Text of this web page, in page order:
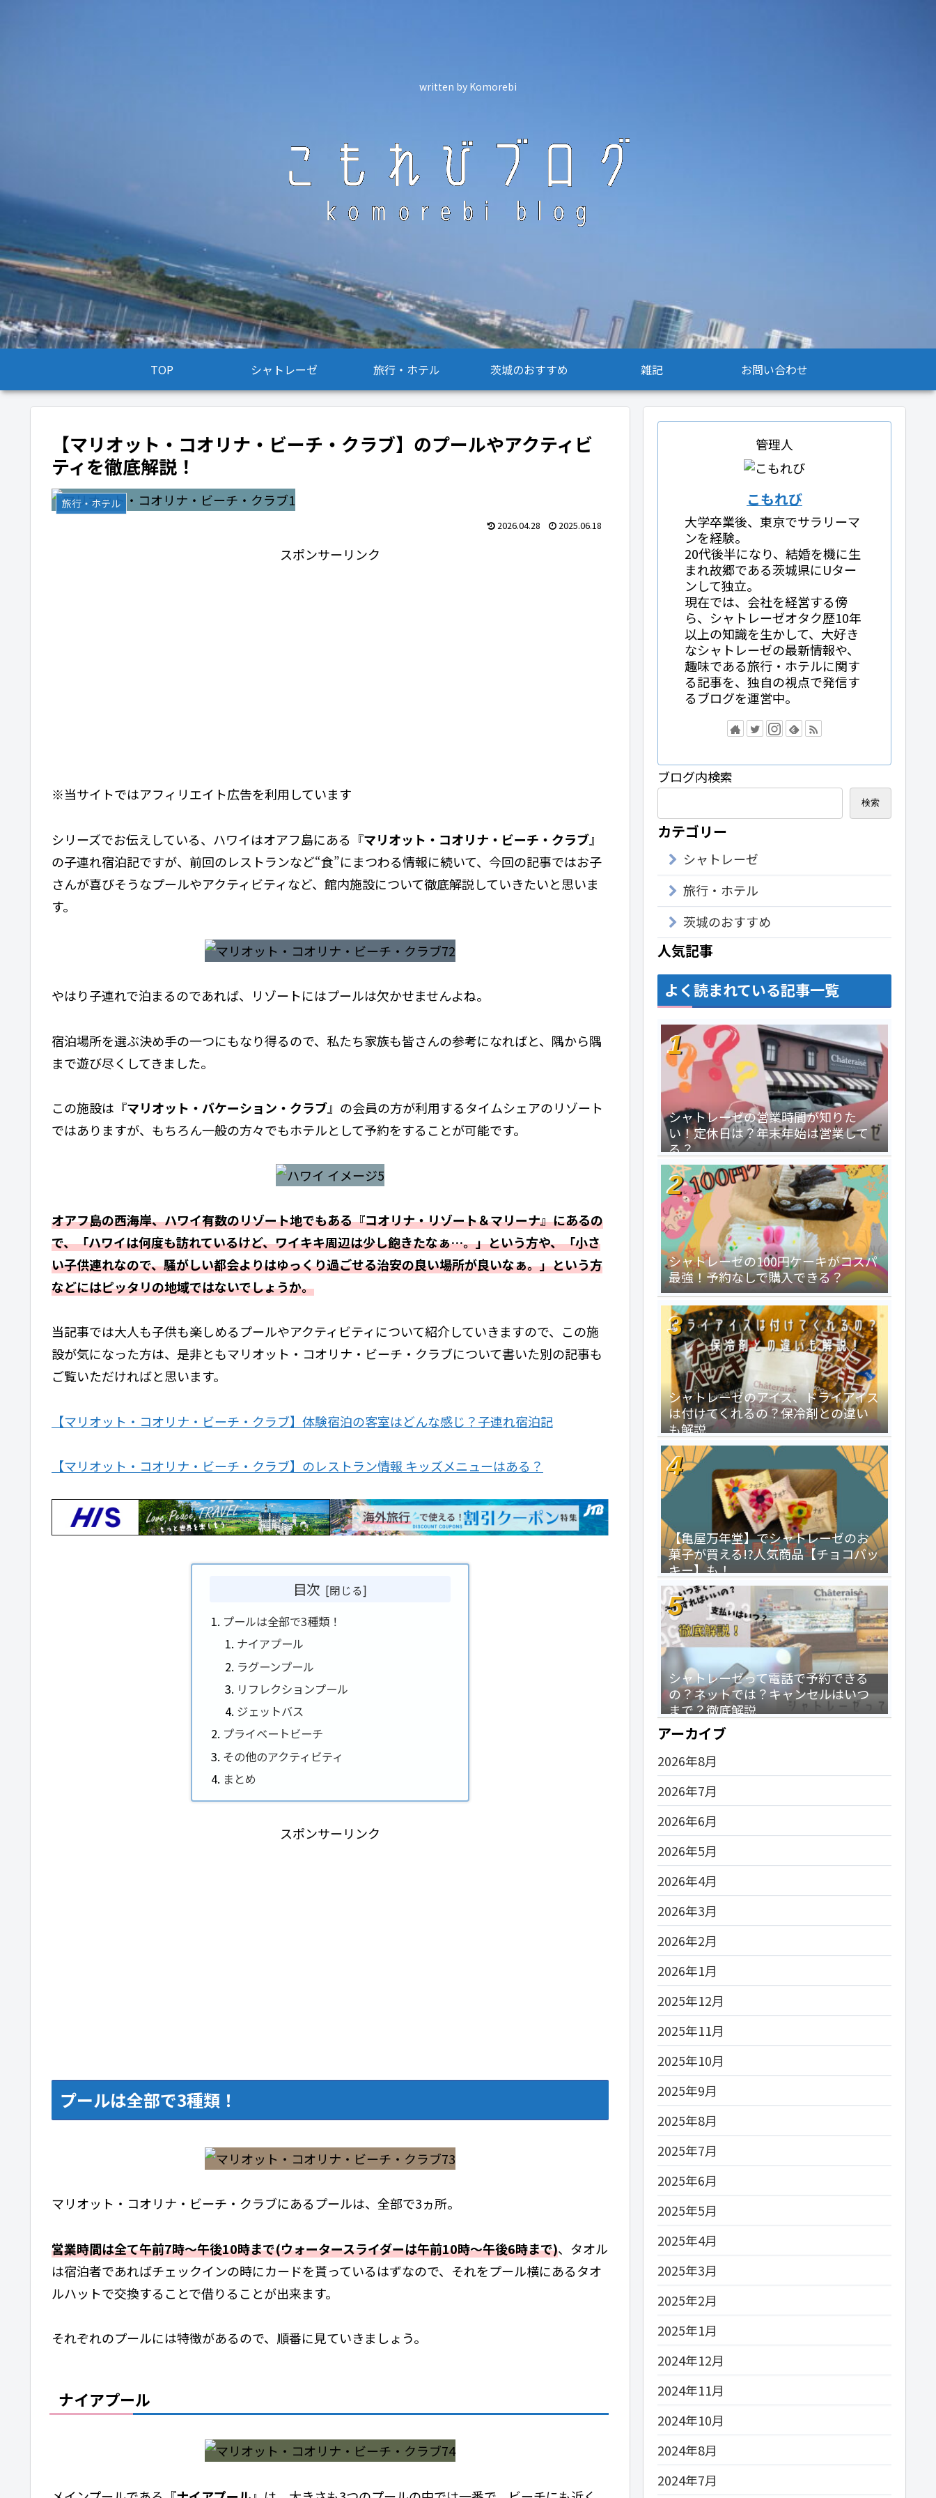
written by Komorebi
TOP シャトレーゼ 旅行・ホテル 茨城のおすすめ 雑記 お問い合わせ
【マリオット・コオリナ・ビーチ・クラブ】のプールやアクティビ
ティを徹底解説！
旅行・ホテル
2026.04.28 2025.06.18
スポンサーリンク
※当サイトではアフィリエイト広告を利用しています
シリーズでお伝えしている、ハワイはオアフ島にある『マリオット・コオリナ・ビーチ・クラブ』
の子連れ宿泊記ですが、前回のレストランなど“食”にまつわる情報に続いて、今回の記事ではお子
さんが喜びそうなプールやアクティビティなど、館内施設について徹底解説していきたいと思いま
す。
やはり子連れで泊まるのであれば、リゾートにはプールは欠かせませんよね。
宿泊場所を選ぶ決め手の一つにもなり得るので、私たち家族も皆さんの参考になればと、隅から隅
まで遊び尽くしてきました。
この施設は『マリオット・バケーション・クラブ』の会員の方が利用するタイムシェアのリゾート
ではありますが、もちろん一般の方々でもホテルとして予約をすることが可能です。
オアフ島の西海岸、ハワイ有数のリゾート地でもある『コオリナ・リゾート＆マリーナ』にあるの
で、「ハワイは何度も訪れているけど、ワイキキ周辺は少し飽きたなぁ…。」という方や、「小さ
い子供連れなので、騒がしい都会よりはゆっくり過ごせる治安の良い場所が良いなぁ。」という方
などにはピッタリの地域ではないでしょうか。
当記事では大人も子供も楽しめるプールやアクティビティについて紹介していきますので、この施
設が気になった方は、是非ともマリオット・コオリナ・ビーチ・クラブについて書いた別の記事も
ご覧いただければと思います。
【マリオット・コオリナ・ビーチ・クラブ】体験宿泊の客室はどんな感じ？子連れ宿泊記
【マリオット・コオリナ・ビーチ・クラブ】のレストラン情報 キッズメニューはある？
目次
プールは全部で3種類！
ナイアプール
ラグーンプール
リフレクションプール
ジェットバス
プライベートビーチ
その他のアクティビティ
まとめ
スポンサーリンク
プールは全部で3種類！
マリオット・コオリナ・ビーチ・クラブにあるプールは、全部で3ヵ所。
営業時間は全て午前7時～午後10時まで(ウォータースライダーは午前10時～午後6時まで)、タオル
は宿泊者であればチェックインの時にカードを貰っているはずなので、それをプール横にあるタオ
ルハットで交換することで借りることが出来ます。
それぞれのプールには特徴があるので、順番に見ていきましょう。
ナイアプール
管理人
こもれび
大学卒業後、東京でサラリーマ
ンを経験。
20代後半になり、結婚を機に生
まれ故郷である茨城県にUター
ンして独立。
現在では、会社を経営する傍
ら、シャトレーゼオタク歴10年
以上の知識を生かして、大好き
なシャトレーゼの最新情報や、
趣味である旅行・ホテルに関す
る記事を、独自の視点で発信す
るブログを運営中。
ブログ内検索
検索
カテゴリー
シャトレーゼ
旅行・ホテル
茨城のおすすめ
人気記事
よく読まれている記事一覧
シャトレーゼの営業時間が知りた
い！定休日は？年末年始は営業して
る？
シャトレーゼの100円ケーキがコスパ
最強！予約なしで購入できる？
シャトレーゼのアイス、ドライアイス
は付けてくれるの？保冷剤との違い
も解説
【亀屋万年堂】でシャトレーゼのお
菓子が買える!?人気商品【チョコバッ
キー】も！
シャトレーゼって電話で予約できる
の？ネットでは？キャンセルはいつ
まで？徹底解説
アーカイブ
2026年8月
2026年7月
2026年6月
2026年5月
2026年4月
2026年3月
2026年2月
2026年1月
2025年12月
2025年11月
2025年10月
2025年9月
2025年8月
2025年7月
2025年6月
2025年5月
2025年4月
2025年3月
2025年2月
2025年1月
2024年12月
2024年11月
2024年10月
2024年8月
2024年7月